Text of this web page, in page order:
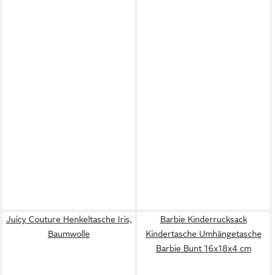
Juicy Couture Henkeltasche Iris,
Baumwolle
Barbie Kinderrucksack
Kindertasche Umhängetasche
Barbie Bunt 16x18x4 cm